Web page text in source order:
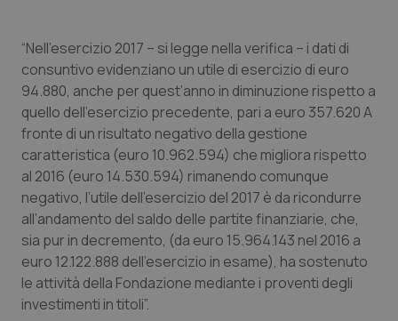
Psoriasi & pelle
Quotidiano Cardiologia
Quotidiano Chirurgia
Quotidiano Oncologia
Quotidiano Pediatria
Rene & patologie urogenitali
“Nell’esercizio 2017 – si legge nella verifica – i dati di
consuntivo evidenziano un utile di esercizio di euro
94.880, anche per quest’anno in diminuzione rispetto a
quello dell’esercizio precedente, pari a euro 357.620 A
fronte di un risultato negativo della gestione
caratteristica (euro 10.962.594) che migliora rispetto
al 2016 (euro 14.530.594) rimanendo comunque
negativo, l’utile dell’esercizio del 2017 è da ricondurre
all’andamento del saldo delle partite finanziarie, che,
sia pur in decremento, (da euro 15.964.143 nel 2016 a
euro 12.122.888 dell’esercizio in esame), ha sostenuto
le attività della Fondazione mediante i proventi degli
investimenti in titoli”.